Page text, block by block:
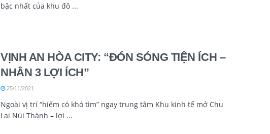
bậc nhất của khu đô ...
VỊNH AN HÒA CITY: “ĐÓN SÓNG TIỆN ÍCH –
NHÂN 3 LỢI ÍCH”
25/11/2021
Ngoài vị trí “hiếm có khó tìm” ngay trung tâm Khu kinh tế mở Chu
Lai Núi Thành – lợi ...